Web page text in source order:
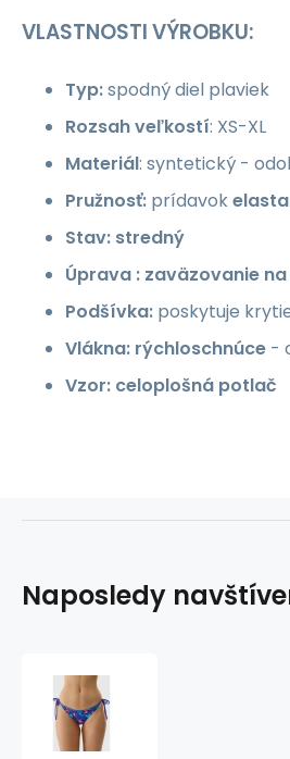
VLASTNOSTI VÝROBKU:
Typ:spodný diel plaviek
Rozsah veľkostí: XS-XL
Materiál: syntetický -
Pružnosť: prídavok
Stav: stredný
Úprava : zaväzovanie
Podšívka: poskytuje
Vlákna: rýchloschnúce -
Vzor: celoplošná potlač
Naposledy